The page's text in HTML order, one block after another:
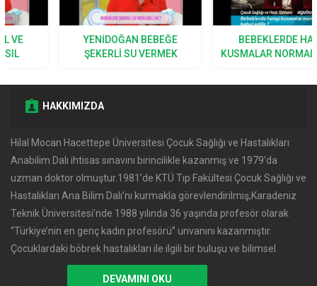
YENIDOĞAN BEBEĞE
ŞEKERLI SU VERMEK
BEBEKLERDE HANGI
KUSMALAR NORMAL KABUL
HAKKIMIZDA
Hilal Mocan Hacettepe Üniversitesi Çocuk Sağlığı ve Hastalıkları
Anabilim Dalı ihtisas sınavını birincilikle kazanmış ve 1979’da
uzman doktor olmuştur.1981’de KTÜ Tıp Fakültesi Çocuk Sağlığı ve
Hastalıkları Ana Bilim Dalı’nı kurmakla görevlendirilmiş,Karadeniz
Teknik Üniversitesi’nde 1988 yılında 36 yaşında profesör olarak
‘‘Türkiye’nin en genç kadın profesörü’’ unvanını kazanmıştır.
Çocuklardaki böbrek hastalıkları ile ilgili bir buluşu ve bilimsel
DEVAMINI OKU